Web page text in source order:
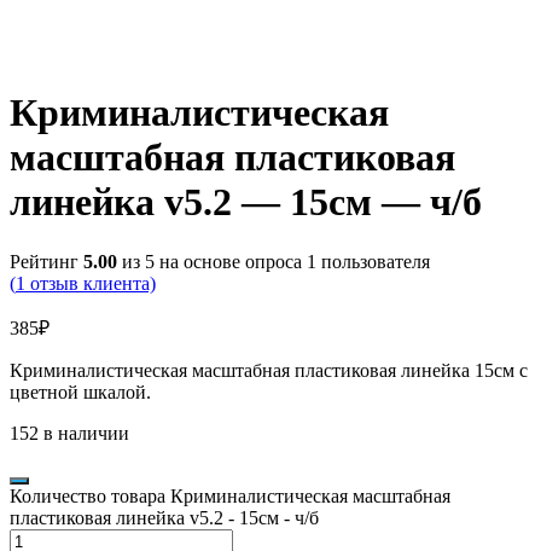
Криминалистическая
масштабная пластиковая
линейка v5.2 — 15см — ч/б
Рейтинг 5.00 из 5 на основе опроса 1 пользователя
(1 отзыв клиента)
385₽
Криминалистическая масштабная пластиковая линейка 15см с
цветной шкалой.
152 в наличии
Количество товара Криминалистическая масштабная
пластиковая линейка v5.2 - 15см - ч/б